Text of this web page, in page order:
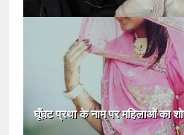
घूँघट प्रथा के नाम पर महिलाओं का